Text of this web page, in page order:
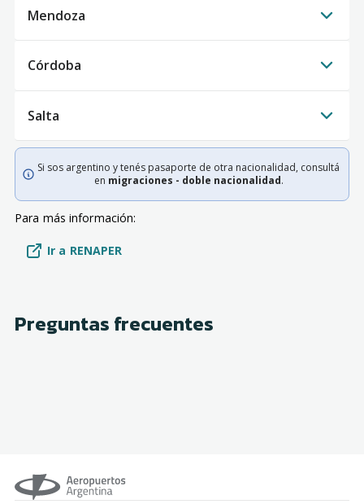
Mendoza
Córdoba
Salta
Si sos argentino y tenés pasaporte de otra nacionalidad, consultá
en migraciones - doble nacionalidad.
Para más información:
Ir a RENAPER
Preguntas frecuentes